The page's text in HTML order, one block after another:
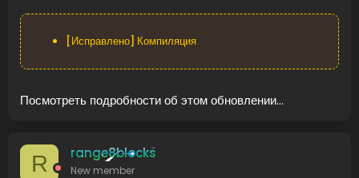
[Исправлено] Компиляция
Посмотреть подробности об этом обновлении...
R range8blocks
New member